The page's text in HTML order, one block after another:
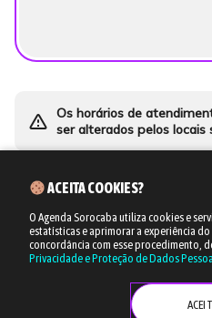
warning_amber Os horários de
ser alterados pelos locais
ACEITA COOKIES?
O Agenda Sorocaba utiliza cookies e
estatísticas e aprimorar a experiência do
concordância com esse procedimento,
Privacidade e Proteção de Dados